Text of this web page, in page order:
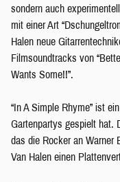
sondern auch
mit einer Art
Halen neue
Filmsoundtracks von
Wants Some!!”.
“In A Simple Rhyme” ist
Gartenpartys gespielt hat.
das die Rocker an Warner
Van Halen einen